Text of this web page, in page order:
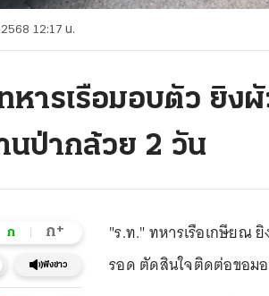
12:17 น.
หารเรือมอบตัว ยิงผั
นป่ากล้วย 2 วัน
ก ก+
ฟังข่าว
"ร.ท." ทหารเรือเกษียณ
รอด ตัดสินใจติดต่อขอมอ